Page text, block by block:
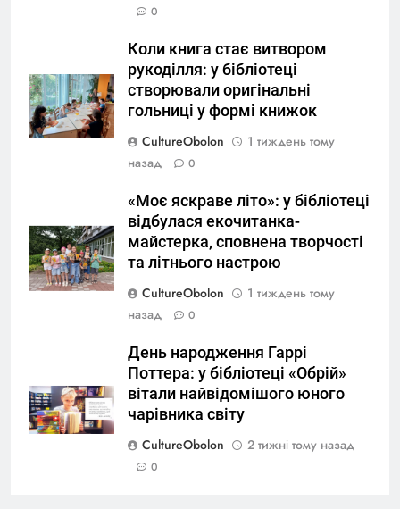
0
Коли книга стає витвором
рукоділля: у бібліотеці
створювали оригінальні
гольниці у формі книжок
CultureObolon
1 тиждень тому
назад
0
«Моє яскраве літо»: у бібліотеці
відбулася екочитанка-
майстерка, сповнена творчості
та літнього настрою
CultureObolon
1 тиждень тому
назад
0
День народження Гаррі
Поттера: у бібліотеці «Обрій»
вітали найвідомішого юного
чарівника світу
CultureObolon
2 тижні тому назад
0